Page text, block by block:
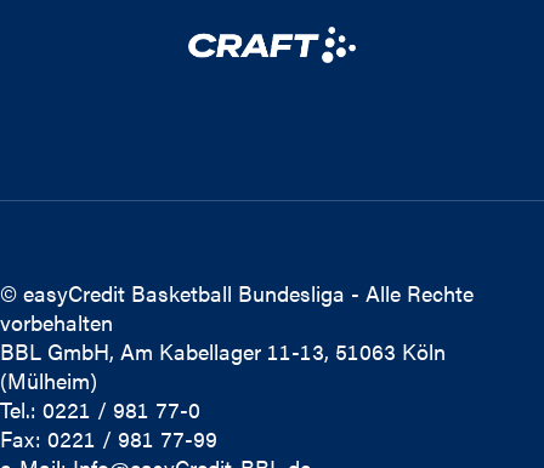
© easyCredit Basketball Bundesliga - Alle Rechte
vorbehalten
BBL GmbH, Am Kabellager 11-13, 51063 Köln
(Mülheim)
Tel.: 0221 / 981 77-0
Fax: 0221 / 981 77-99